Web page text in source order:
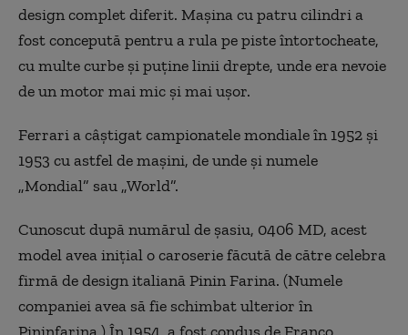
design complet diferit. Mașina cu patru cilindri a
fost concepută pentru a rula pe piste întortocheate,
cu multe curbe și puține linii drepte, unde era nevoie
de un motor mai mic și mai ușor.
Ferrari a câștigat campionatele mondiale în 1952 și
1953 cu astfel de mașini, de unde și numele
„Mondial” sau „World”.
Cunoscut după numărul de șasiu, 0406 MD, acest
model avea inițial o caroserie făcută de către celebra
firmă de design italiană Pinin Farina. (Numele
companiei avea să fie schimbat ulterior în